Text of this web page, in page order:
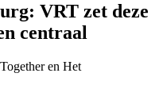
VRT zet deze
centraal
en Het